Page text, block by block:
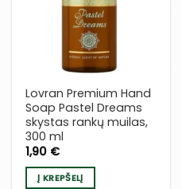
Lovran Premium Hand
Soap Pastel Dreams
skystas rankų muilas,
300 ml
1,90 €
Į KREPŠELĮ